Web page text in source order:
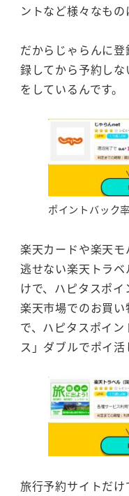
ントなど様々なもの
だからじゃらんに
録してから予約し
をしているんです。
ポイントバック
楽天カードや楽天
逃せない楽天トラ
けで、ハピタスポ
楽天市場でのお買
で、ハピタスポイ
ス」ダブルでポイ活
旅行予約サイトだけ